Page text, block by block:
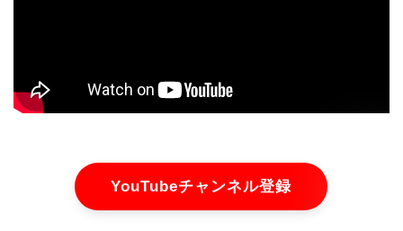
YouTubeチャンネル登録